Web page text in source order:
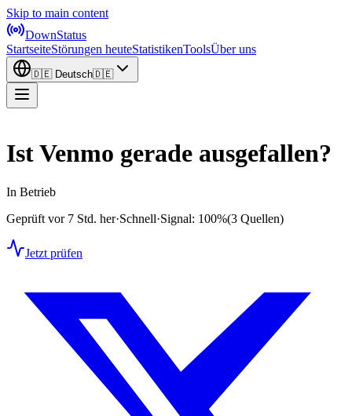
Skip to main content
DownStatus
StartseiteStörungen heuteStatistikenToolsÜber uns
🇩🇪 Deutsch🇩🇪
Ist Venmo gerade ausgefallen?
In Betrieb
Geprüft vor 7 Std. her·Schnell·Signal: 100%(3 Quellen)
Jetzt prüfen